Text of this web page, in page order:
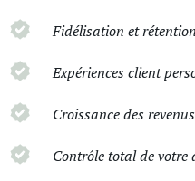
Fidélisation et
Expériences client
Croissance des
Contrôle total de votre